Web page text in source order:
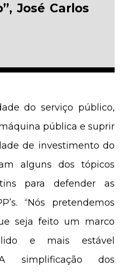
José Carlos
do serviço público,
pública e suprir
de investimento do
alguns dos tópicos
para defender as
“Nós pretendemos
seja feito um marco
e mais estável
simplificação dos